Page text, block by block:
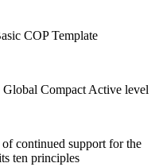
COP Template
Compact Active level
continued support for the
ten principles